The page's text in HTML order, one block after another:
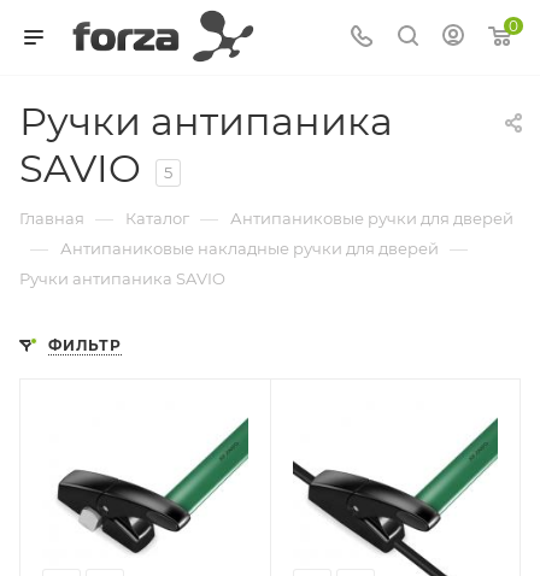
0
Ручки антипаника
SAVIO
5
Главная — Каталог — Антипаниковые ручки для дверей
— Антипаниковые накладные ручки для дверей —
Ручки антипаника SAVIO
ФИЛЬТР